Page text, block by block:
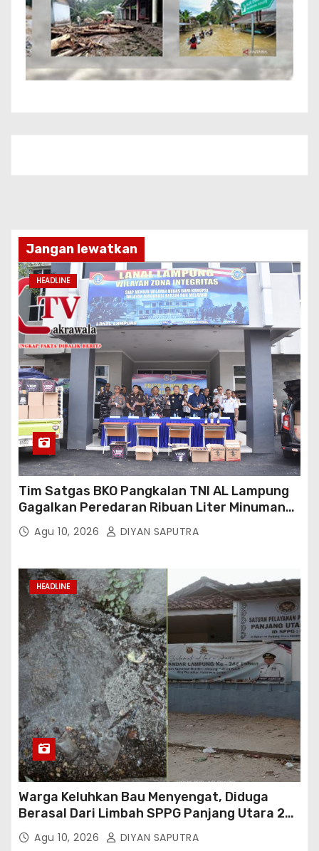
Jangan lewatkan
HEADLINE
Tim Satgas BKO Pangkalan TNI AL Lampung
Gagalkan Peredaran Ribuan Liter Minuman
Keras Ilegal Di Pelabuhan Bakauheni
Agu 10, 2026 DIYAN SAPUTRA
HEADLINE
Warga Keluhkan Bau Menyengat, Diduga
Berasal Dari Limbah SPPG Panjang Utara 2
Bandar Lampung
Agu 10, 2026 DIYAN SAPUTRA